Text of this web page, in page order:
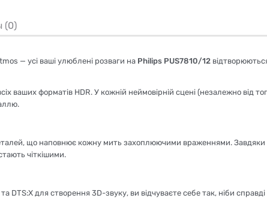
(0)
— усі ваші улюблені розваги на Philips PUS7810/12
ваших форматів HDR. У кожній неймовірній сцені (незалежно від
що наповнює кожну мить захоплюючими враженнями. Завдяки
чіткішими.
для створення 3D-звуку, ви відчуваєте себе так, ніби справді